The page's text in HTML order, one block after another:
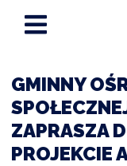
GMINNY
ZAPRASZA
PROJEKCIE